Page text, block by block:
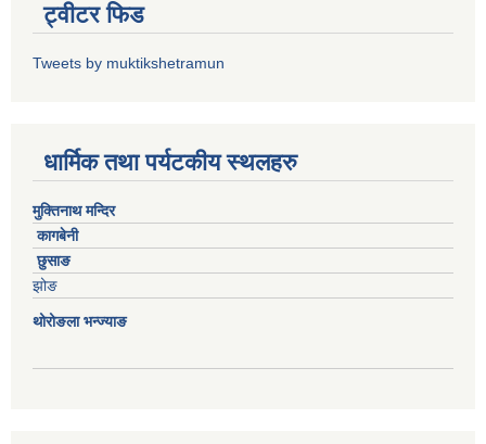
ट्वीटर फिड
Tweets by muktikshetramun
धार्मिक तथा पर्यटकीय स्थलहरु
मुक्तिनाथ मन्दिर
कागबेनी
छुसाङ
झोङ
थोरोङला भन्ज्याङ